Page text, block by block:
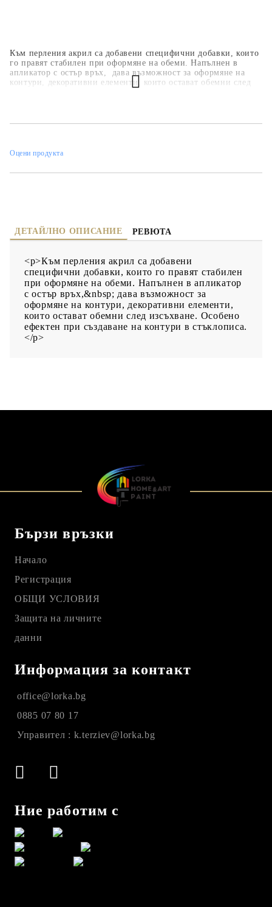
Към перления акрил са добавени специфични добавки, които
го правят стабилен при оформяне на обеми. Напълнен в
апликатор с остър връх, дава възможност за оформяне на
контури, декоративни елементи, които остават обемни след
Оцени продукта
ДЕТАЙЛНО ОПИСАНИЕ РЕВЮТА
<p>Към перления акрил са добавени
специфични добавки, които го правят стабилен
при оформяне на обеми. Напълнен в апликатор
с остър връх,&nbsp; дава възможност за
оформяне на контури, декоративни елементи,
които остават обемни след изсъхване. Особено
ефектен при създаване на контури в стъклописа.
</p>
Бързи връзки
Начало
Регистрация
ОБЩИ УСЛОВИЯ
Защита на личните
данни
Информация за контакт
office@lorka.bg
0885 07 80 17
Управител : k.terziev@lorka.bg
Ние работим с